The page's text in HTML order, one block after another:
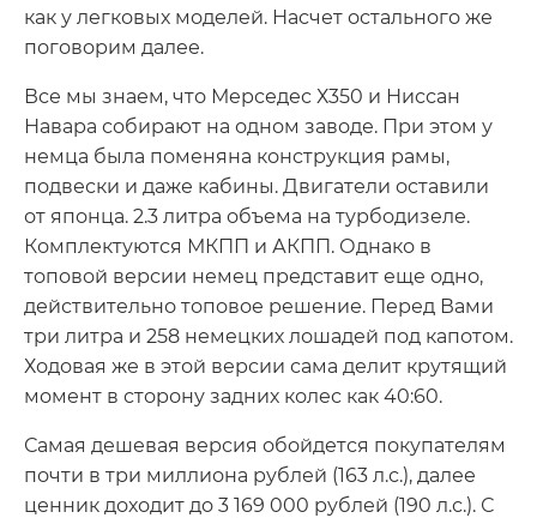
как у легковых моделей. Насчет остального же
поговорим далее.
Все мы знаем, что Мерседес Х350 и Ниссан
Навара собирают на одном заводе. При этом у
немца была поменяна конструкция рамы,
подвески и даже кабины. Двигатели оставили
от японца. 2.3 литра объема на турбодизеле.
Комплектуются МКПП и АКПП. Однако в
топовой версии немец представит еще одно,
действительно топовое решение. Перед Вами
три литра и 258 немецких лошадей под капотом.
Ходовая же в этой версии сама делит крутящий
момент в сторону задних колес как 40:60.
Самая дешевая версия обойдется покупателям
почти в три миллиона рублей (163 л.с.), далее
ценник доходит до 3 169 000 рублей (190 л.с.). С